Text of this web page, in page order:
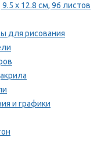
х 12.8 см, 96 листов
для рисования
и графики